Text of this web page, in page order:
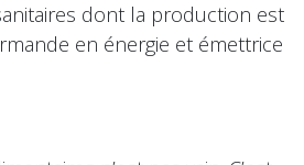
dont la production est
en énergie et émettrice